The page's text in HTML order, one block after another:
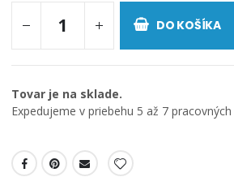
DO KOŠÍKA
Tovar je na sklade.
Expedujeme v priebehu 5 až 7 pracovných